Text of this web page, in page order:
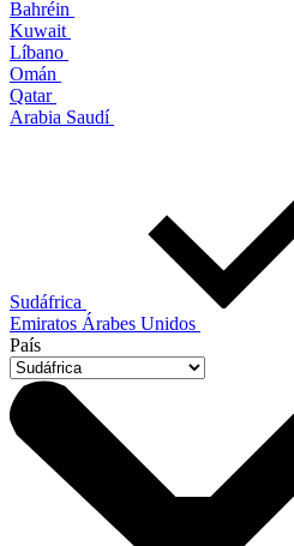
Bahréin
Kuwait
Líbano
Omán
Qatar
Arabia Saudí
Sudáfrica
Emiratos Árabes Unidos
País